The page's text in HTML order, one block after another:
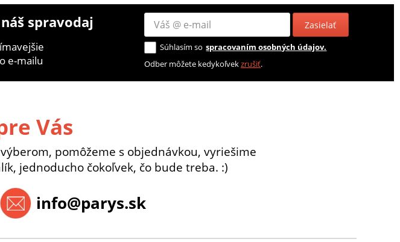
spravodaj Zasielať
e-mailu
Súhlasím so spracovaním osobných údajov.
Odber môžete kedykoľvekzrušiť.
Vás
pomôžeme s objednávkou, vyriešime
jednoducho čokoľvek, čo bude treba. :)
info@parys.sk